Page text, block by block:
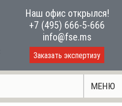
Наш офис открылся!
+7 (495) 666-5-666
info@fse.ms
Заказать экспертизу
МЕНЮ